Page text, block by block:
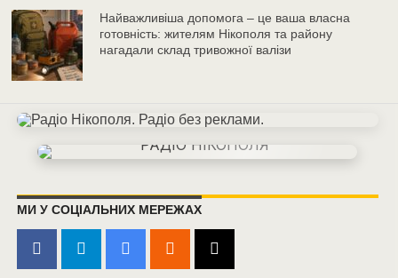
Найважливіша допомога – це ваша власна
готовність: жителям Нікополя та району
нагадали склад тривожної валізи
МИ У СОЦІАЛЬНИХ МЕРЕЖАХ